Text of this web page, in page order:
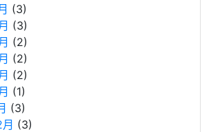
(3)
(3)
(2)
(2)
(2)
(1)
(3)
(3)